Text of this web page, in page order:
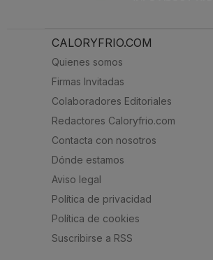
CALORYFRIO.COM
Quienes somos
Firmas Invitadas
Colaboradores Editoriales
Redactores Caloryfrio.com
Contacta con nosotros
Dónde estamos
Aviso legal
Política de privacidad
Política de cookies
Suscribirse a RSS